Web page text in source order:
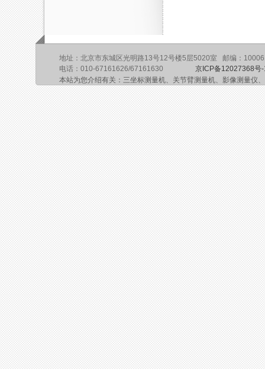
地址：北京市东城区光明路13号12号楼5层5020室 邮编：
电话：010-67161626/67161630 京ICP备12027368号
本站为您介绍有关：三坐标测量机、关节臂测量机、影像测量仪